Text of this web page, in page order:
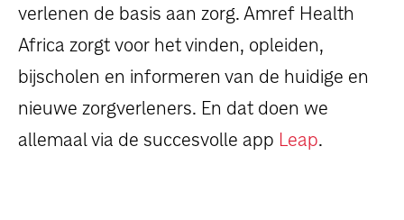
verlenen de basis aan zorg. Amref Health
Africa zorgt voor het vinden, opleiden,
bijscholen en informeren van de huidige en
nieuwe zorgverleners. En dat doen we
allemaal via de succesvolle app Leap.